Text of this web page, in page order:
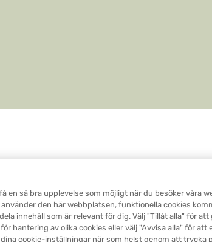
Cookie-inställningar
Kontakta oss
© 2026 Novartis AG
en så bra upplevelse som möjligt när du besöker våra
den här webbplatsen, funktionella cookies
innehåll som är relevant för dig. Välj "Tillåt alla" för
hantering av olika cookies eller välj "Avvisa alla" för att
cookie-inställningar när som helst genom att trycka